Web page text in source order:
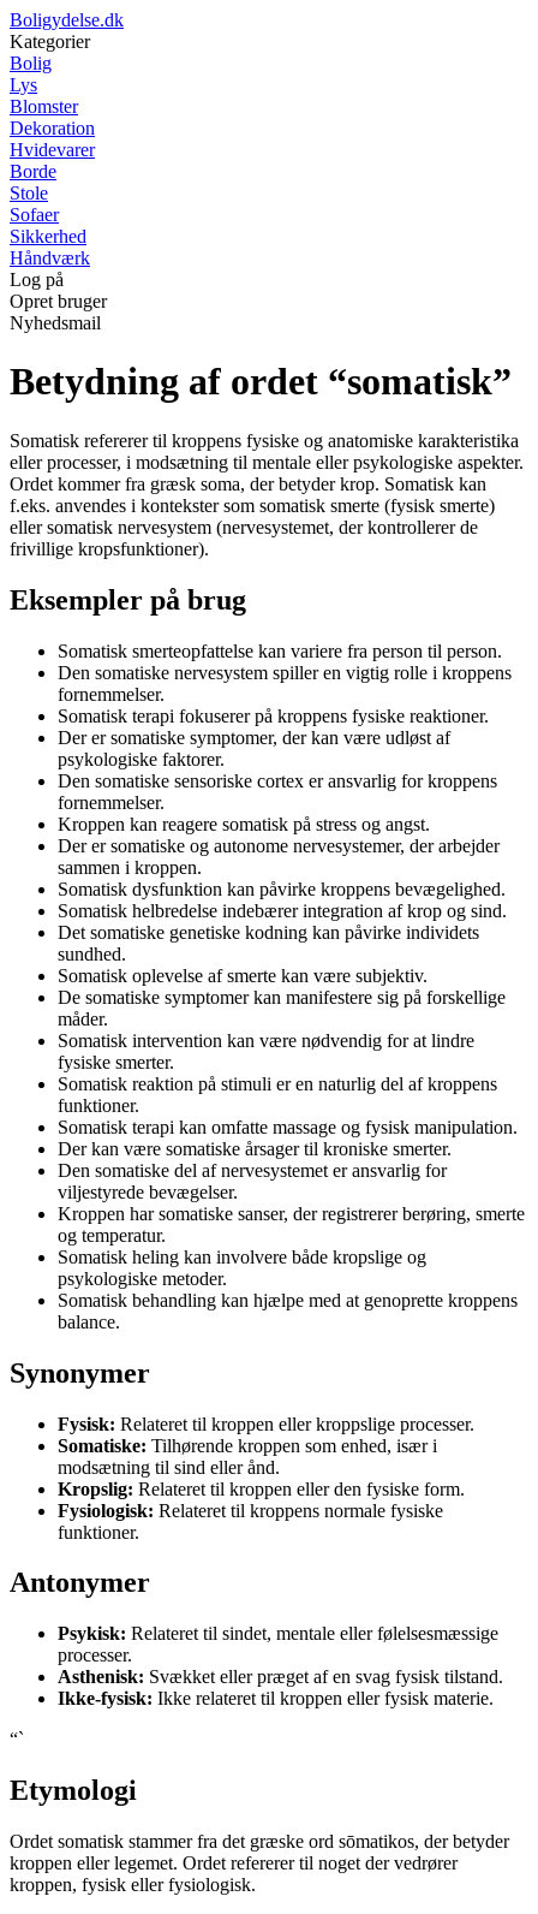
Boligydelse.dk
Kategorier
Bolig
Lys
Blomster
Dekoration
Hvidevarer
Borde
Stole
Sofaer
Sikkerhed
Håndværk
Log på
Opret bruger
Nyhedsmail
Betydning af ordet “somatisk”
Somatisk refererer til kroppens fysiske og anatomiske karakteristika
eller processer, i modsætning til mentale eller psykologiske aspekter.
Ordet kommer fra græsk soma, der betyder krop. Somatisk kan
f.eks. anvendes i kontekster som somatisk smerte (fysisk smerte)
eller somatisk nervesystem (nervesystemet, der kontrollerer de
frivillige kropsfunktioner).
Eksempler på brug
Somatisk smerteopfattelse kan variere fra person til person.
Den somatiske nervesystem spiller en vigtig rolle i kroppens
fornemmelser.
Somatisk terapi fokuserer på kroppens fysiske reaktioner.
Der er somatiske symptomer, der kan være udløst af
psykologiske faktorer.
Den somatiske sensoriske cortex er ansvarlig for kroppens
fornemmelser.
Kroppen kan reagere somatisk på stress og angst.
Der er somatiske og autonome nervesystemer, der arbejder
sammen i kroppen.
Somatisk dysfunktion kan påvirke kroppens bevægelighed.
Somatisk helbredelse indebærer integration af krop og sind.
Det somatiske genetiske kodning kan påvirke individets
sundhed.
Somatisk oplevelse af smerte kan være subjektiv.
De somatiske symptomer kan manifestere sig på forskellige
måder.
Somatisk intervention kan være nødvendig for at lindre
fysiske smerter.
Somatisk reaktion på stimuli er en naturlig del af kroppens
funktioner.
Somatisk terapi kan omfatte massage og fysisk manipulation.
Der kan være somatiske årsager til kroniske smerter.
Den somatiske del af nervesystemet er ansvarlig for
viljestyrede bevægelser.
Kroppen har somatiske sanser, der registrerer berøring, smerte
og temperatur.
Somatisk heling kan involvere både kropslige og
psykologiske metoder.
Somatisk behandling kan hjælpe med at genoprette kroppens
balance.
Synonymer
Fysisk: Relateret til kroppen eller kroppslige processer.
Somatiske: Tilhørende kroppen som enhed, især i
modsætning til sind eller ånd.
Kropslig: Relateret til kroppen eller den fysiske form.
Fysiologisk: Relateret til kroppens normale fysiske
funktioner.
Antonymer
Psykisk: Relateret til sindet, mentale eller følelsesmæssige
processer.
Asthenisk: Svækket eller præget af en svag fysisk tilstand.
Ikke-fysisk: Ikke relateret til kroppen eller fysisk materie.
“`
Etymologi
Ordet somatisk stammer fra det græske ord sōmatikos, der betyder
kroppen eller legemet. Ordet refererer til noget der vedrører
kroppen, fysisk eller fysiologisk.